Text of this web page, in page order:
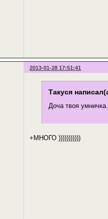
2013-01-28 17:51:41
Такуся
Доча твоя
+МНОГО )))))))))))